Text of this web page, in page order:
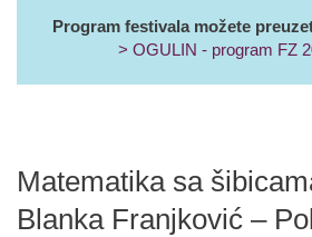
Program festivala možete
> OGULIN - program FZ
Matematika sa
Blanka Franjković –